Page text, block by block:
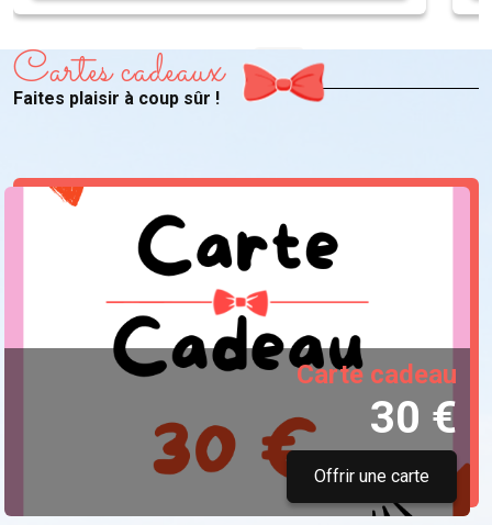
Cartes cadeaux
Faites plaisir à coup sûr !
Carte cadeau
30 €
Offrir une carte